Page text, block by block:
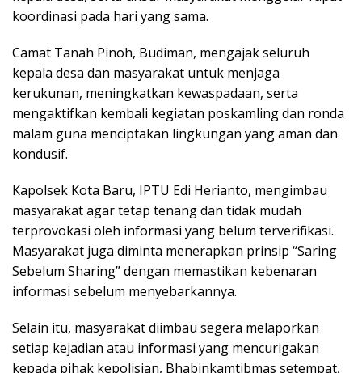
koordinasi pada hari yang sama.
Camat Tanah Pinoh, Budiman, mengajak seluruh
kepala desa dan masyarakat untuk menjaga
kerukunan, meningkatkan kewaspadaan, serta
mengaktifkan kembali kegiatan poskamling dan ronda
malam guna menciptakan lingkungan yang aman dan
kondusif.
Kapolsek Kota Baru, IPTU Edi Herianto, mengimbau
masyarakat agar tetap tenang dan tidak mudah
terprovokasi oleh informasi yang belum terverifikasi.
Masyarakat juga diminta menerapkan prinsip “Saring
Sebelum Sharing” dengan memastikan kebenaran
informasi sebelum menyebarkannya.
Selain itu, masyarakat diimbau segera melaporkan
setiap kejadian atau informasi yang mencurigakan
kepada pihak kepolisian, Bhabinkamtibmas setempat,